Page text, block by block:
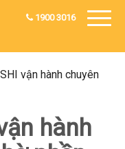
1900 3016
vận hành chuyên
hành